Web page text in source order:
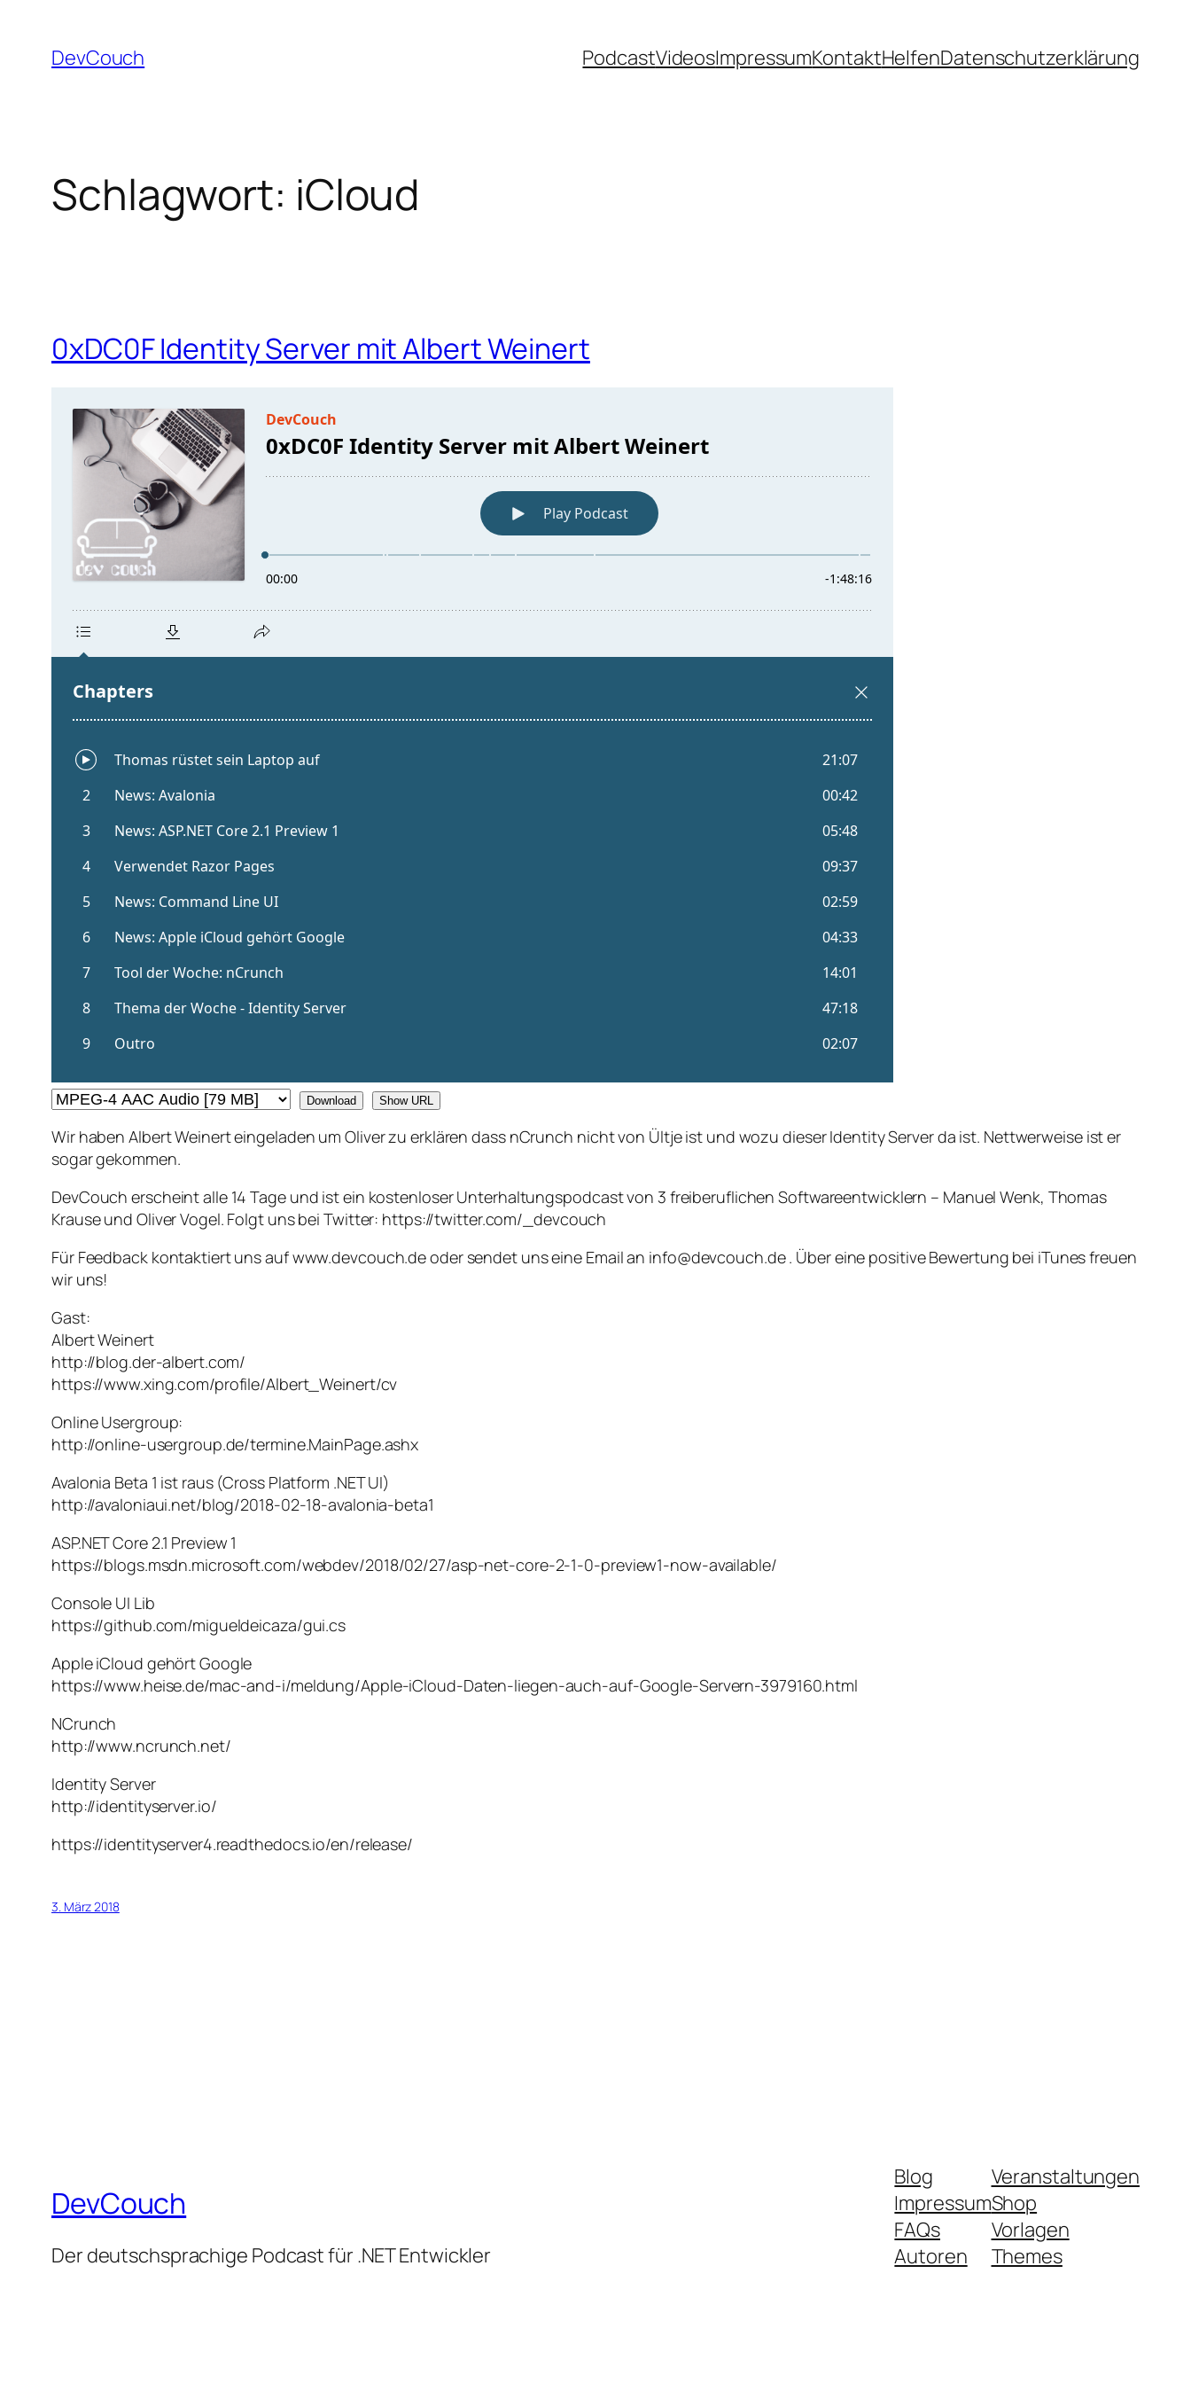
Inhalt
springen
DevCouch PodcastVideosImpressumKontaktHelfenDatenschutzerklärung
Schlagwort: iCloud
0xDC0F Identity Server mit Albert Weinert
Download Show URL
Wir haben Albert Weinert eingeladen um Oliver zu erklären dass nCrunch nicht von Ültje ist und wozu dieser Identity Server da ist. Nettwerweise ist er
sogar gekommen.
DevCouch erscheint alle 14 Tage und ist ein kostenloser Unterhaltungspodcast von 3 freiberuflichen Softwareentwicklern – Manuel Wenk, Thomas
Krause und Oliver Vogel. Folgt uns bei Twitter: https://twitter.com/_devcouch
Für Feedback kontaktiert uns auf www.devcouch.de oder sendet uns eine Email an info@devcouch.de . Über eine positive Bewertung bei iTunes freuen
wir uns!
Gast:
Albert Weinert
http://blog.der-albert.com/
https://www.xing.com/profile/Albert_Weinert/cv
Online Usergroup:
http://online-usergroup.de/termine.MainPage.ashx
Avalonia Beta 1 ist raus (Cross Platform .NET UI)
http://avaloniaui.net/blog/2018-02-18-avalonia-beta1
ASP.NET Core 2.1 Preview 1
https://blogs.msdn.microsoft.com/webdev/2018/02/27/asp-net-core-2-1-0-preview1-now-available/
Console UI Lib
https://github.com/migueldeicaza/gui.cs
Apple iCloud gehört Google
https://www.heise.de/mac-and-i/meldung/Apple-iCloud-Daten-liegen-auch-auf-Google-Servern-3979160.html
NCrunch
http://www.ncrunch.net/
Identity Server
http://identityserver.io/
https://identityserver4.readthedocs.io/en/release/
3. März 2018
DevCouch
Der deutschsprachige Podcast für .NET Entwickler
Blog
Impressum
FAQs
Autoren
Veranstaltungen
Shop
Vorlagen
Themes